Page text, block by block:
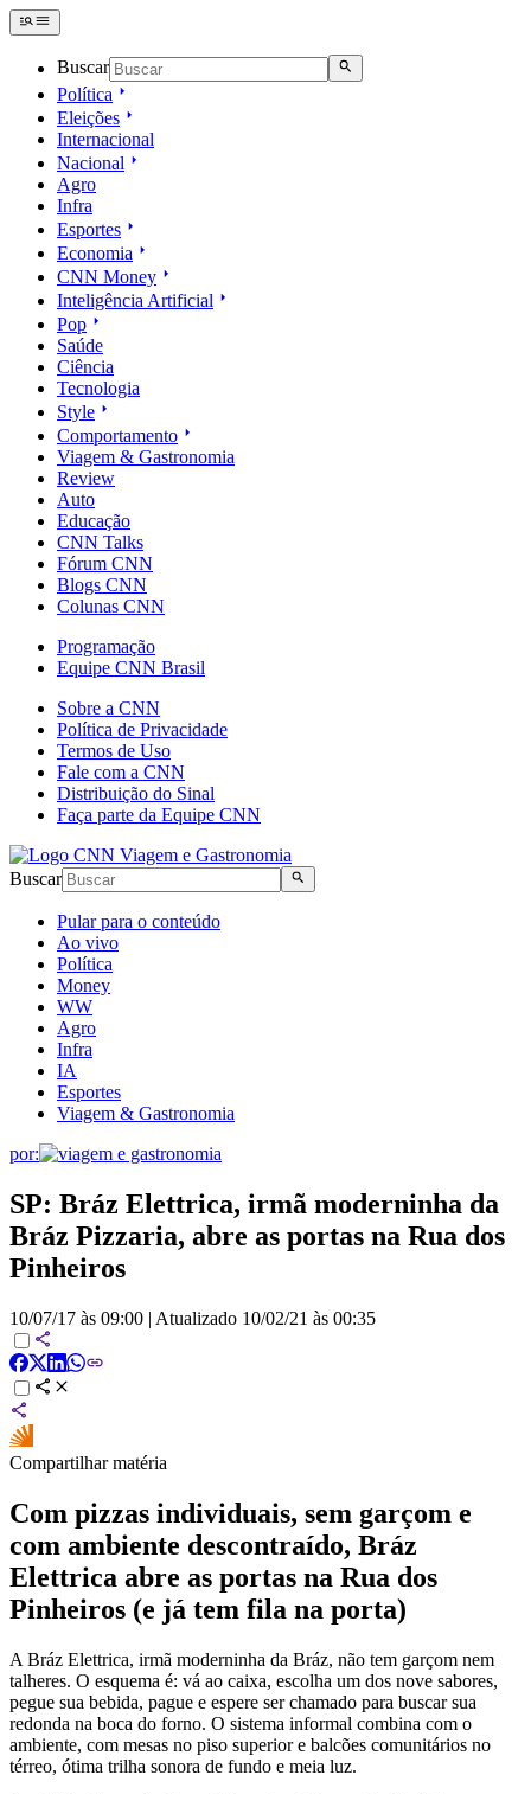
Buscar
Política
Eleições
Internacional
Nacional
Agro
Infra
Esportes
Economia
CNN Money
Inteligência Artificial
Pop
Saúde
Ciência
Tecnologia
Style
Comportamento
Viagem & Gastronomia
Review
Auto
Educação
CNN Talks
Fórum CNN
Blogs CNN
Colunas CNN
Programação
Equipe CNN Brasil
Sobre a CNN
Política de Privacidade
Termos de Uso
Fale com a CNN
Distribuição do Sinal
Faça parte da Equipe CNN
Buscar
Pular para o conteúdo
Ao vivo
Política
Money
WW
Agro
Infra
IA
Esportes
Viagem & Gastronomia
por:
SP: Bráz Elettrica, irmã moderninha da
Bráz Pizzaria, abre as portas na Rua dos
Pinheiros
10/07/17 às 09:00 | Atualizado 10/02/21 às 00:35
Compartilhar matéria
Com pizzas individuais, sem garçom e
com ambiente descontraído, Bráz
Elettrica abre as portas na Rua dos
Pinheiros (e já tem fila na porta)
A Bráz Elettrica, irmã moderninha da Bráz, não tem garçom nem
talheres. O esquema é: vá ao caixa, escolha um dos nove sabores,
pegue sua bebida, pague e espere ser chamado para buscar sua
redonda na boca do forno. O sistema informal combina com o
ambiente, com mesas no piso superior e balcões comunitários no
térreo, ótima trilha sonora de fundo e meia luz.